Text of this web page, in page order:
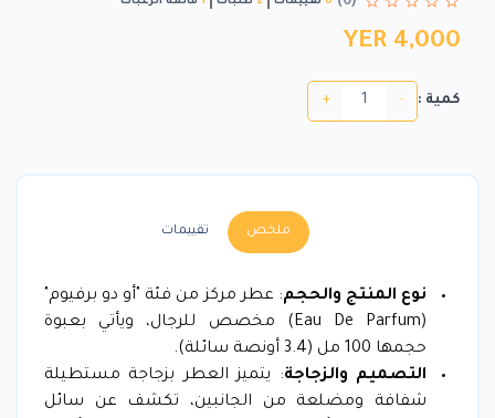
YER 4,000
كمية : -
+
ملخص تقييمات
نوع المنتج والحجم: عطر مركز من فئة "أو دو برفيوم"
(Eau De Parfum) مخصص للرجال، ويأتي بعبوة
حجمها 100 مل (3.4 أونصة سائلة).
التصميم والزجاجة: يتميز العطر بزجاجة مستطيلة
شفافة ومضلعة من الجانبين، تكشف عن سائل